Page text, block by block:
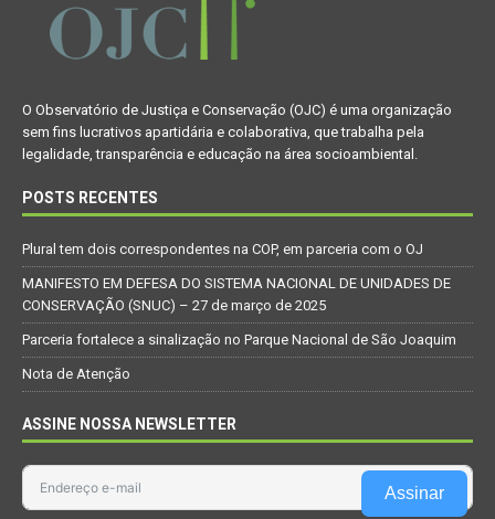
O Observatório de Justiça e Conservação (OJC) é uma organização
sem fins lucrativos apartidária e colaborativa, que trabalha pela
legalidade, transparência e educação na área socioambiental.
POSTS RECENTES
Plural tem dois correspondentes na COP, em parceria com o OJ
MANIFESTO EM DEFESA DO SISTEMA NACIONAL DE UNIDADES DE
CONSERVAÇÃO (SNUC) – 27 de março de 2025
Parceria fortalece a sinalização no Parque Nacional de São Joaquim
Nota de Atenção
ASSINE NOSSA NEWSLETTER
Assinar